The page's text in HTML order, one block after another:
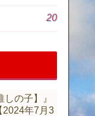
20
の子】』
2024年7月3